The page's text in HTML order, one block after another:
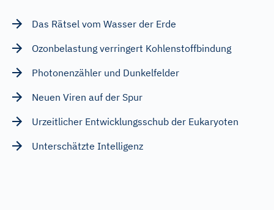
Das Rätsel vom Wasser der Erde
Ozonbelastung verringert Kohlenstoffbindung
Photonenzähler und Dunkelfelder
Neuen Viren auf der Spur
Urzeitlicher Entwicklungsschub der Eukaryoten
Unterschätzte Intelligenz